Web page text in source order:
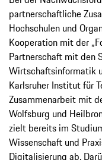
partnerschaftliche
Hochschulen und
Kooperation mit der
Partnerschaft mit den
Wirtschaftsinformatik
Karlsruher Institut für
Zusammenarbeit mit
Wolfsburg und
zielt bereits im
Wissenschaft und
Digitalisierung ab.